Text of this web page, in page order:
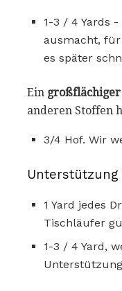
1-3 / 4 Yards
ausmacht, für
es später
Ein
anderen Stoffen
3/4 Hof. Wir
Unterstützung
1 Yard jedes
Tischläufer
1-3 / 4 Yard,